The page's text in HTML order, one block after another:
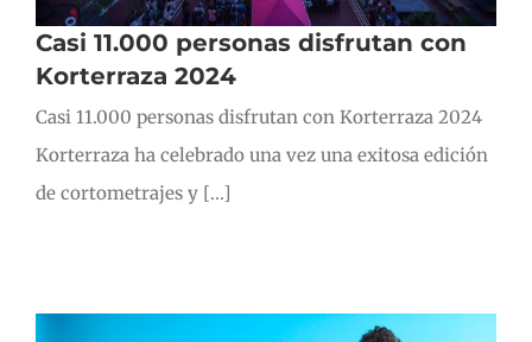
Casi 11.000 personas disfrutan con
Korterraza 2024
Casi 11.000 personas disfrutan con Korterraza 2024
Korterraza ha celebrado una vez una exitosa edición
de cortometrajes y [...]